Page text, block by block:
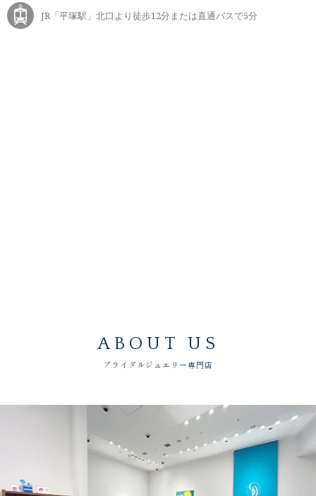
JR「平塚駅」北口より徒歩12分または直通バスで5分
ABOUT US
ブライダルジュエリー専門店